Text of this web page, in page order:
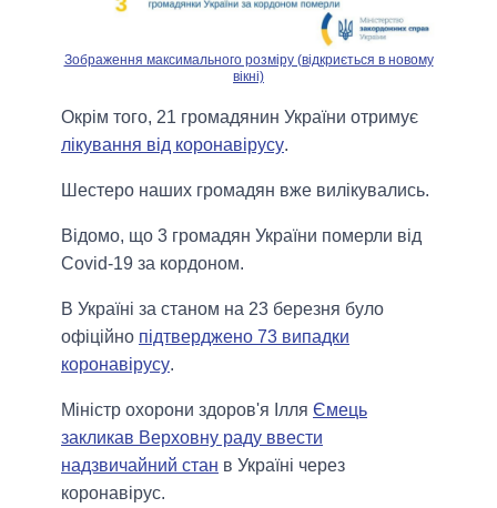
Зображення максимального розміру (відкриється в новому
вікні)
Окрім того, 21 громадянин України отримує
лікування від коронавірусу.
Шестеро наших громадян вже вилікувались.
Відомо, що 3 громадян України померли від
Covid-19 за кордоном.
В Україні за станом на 23 березня було
офіційно підтверджено 73 випадки
коронавірусу.
Міністр охорони здоров'я Ілля Ємець
закликав Верховну раду ввести
надзвичайний стан в Україні через
коронавірус.